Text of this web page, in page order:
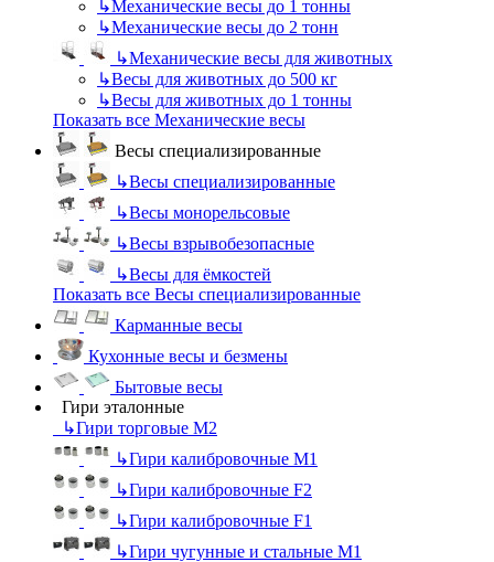
↳Механические весы до 1 тонны
↳Механические весы до 2 тонн
↳Механические весы для животных
↳Весы для животных до 500 кг
↳Весы для животных до 1 тонны
Показать все Механические весы
Весы специализированные
↳Весы специализированные
↳Весы монорельсовые
↳Весы взрывобезопасные
↳Весы для ёмкостей
Показать все Весы специализированные
Карманные весы
Кухонные весы и безмены
Бытовые весы
Гири эталонные
↳Гири торговые М2
↳Гири калибровочные М1
↳Гири калибровочные F2
↳Гири калибровочные F1
↳Гири чугунные и стальные М1